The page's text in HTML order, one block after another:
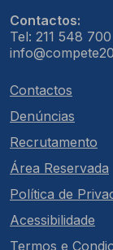
Contactos:
Tel: 211 548 700
Contactos
Denúncias
Recrutamento
Área Reservada
Política de
Acessibilidade
Termos e